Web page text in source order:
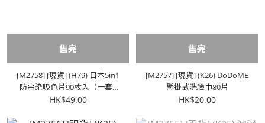
售完
[M2758] [現貨] (H79) 日本5in1
防串染吸色片90枚入（一套2
盒）
HK$49.00
售完
[M2757] [現貨] (K26) DoDoME
懸掛式洗臉巾80片
HK$20.00